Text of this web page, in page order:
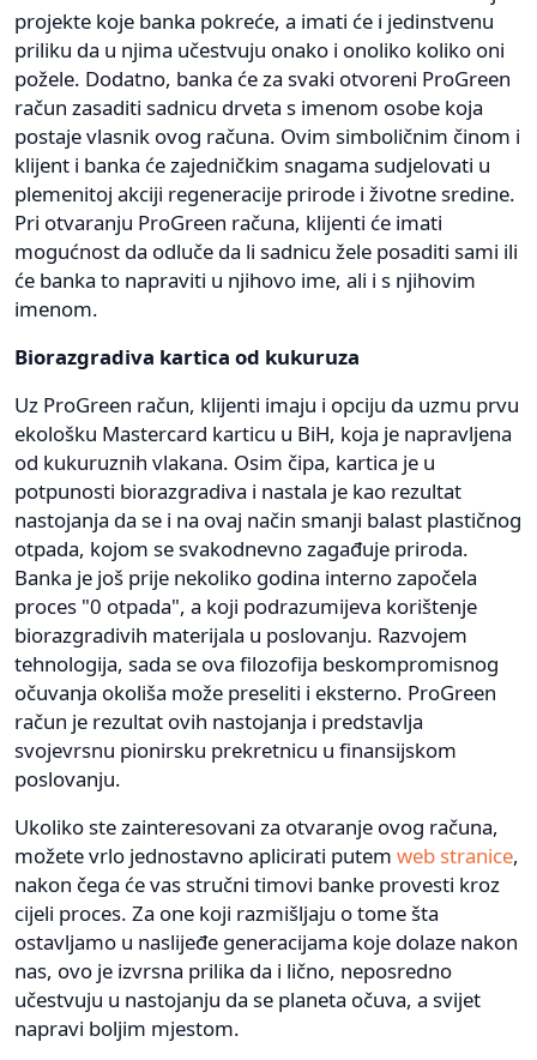
projekte koje banka pokreće, a imati će i jedinstvenu
priliku da u njima učestvuju onako i onoliko koliko oni
požele. Dodatno, banka će za svaki otvoreni ProGreen
račun zasaditi sadnicu drveta s imenom osobe koja
postaje vlasnik ovog računa. Ovim simboličnim činom i
klijent i banka će zajedničkim snagama sudjelovati u
plemenitoj akciji regeneracije prirode i životne sredine.
Pri otvaranju ProGreen računa, klijenti će imati
mogućnost da odluče da li sadnicu žele posaditi sami ili
će banka to napraviti u njihovo ime, ali i s njihovim
imenom.
Biorazgradiva kartica od kukuruza
Uz ProGreen račun, klijenti imaju i opciju da uzmu prvu
ekološku Mastercard karticu u BiH, koja je napravljena
od kukuruznih vlakana. Osim čipa, kartica je u
potpunosti biorazgradiva i nastala je kao rezultat
nastojanja da se i na ovaj način smanji balast plastičnog
otpada, kojom se svakodnevno zagađuje priroda.
Banka je još prije nekoliko godina interno započela
proces "0 otpada", a koji podrazumijeva korištenje
biorazgradivih materijala u poslovanju. Razvojem
tehnologija, sada se ova filozofija beskompromisnog
očuvanja okoliša može preseliti i eksterno. ProGreen
račun je rezultat ovih nastojanja i predstavlja
svojevrsnu pionirsku prekretnicu u finansijskom
poslovanju.
Ukoliko ste zainteresovani za otvaranje ovog računa,
možete vrlo jednostavno aplicirati putem web stranice,
nakon čega će vas stručni timovi banke provesti kroz
cijeli proces. Za one koji razmišljaju o tome šta
ostavljamo u naslijeđe generacijama koje dolaze nakon
nas, ovo je izvrsna prilika da i lično, neposredno
učestvuju u nastojanju da se planeta očuva, a svijet
napravi boljim mjestom.